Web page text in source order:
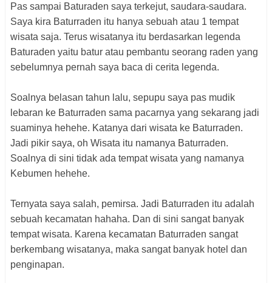
Pas sampai Baturaden saya terkejut, saudara-saudara.
Saya kira Baturraden itu hanya sebuah atau 1 tempat
wisata saja. Terus wisatanya itu berdasarkan legenda
Baturaden yaitu batur atau pembantu seorang raden yang
sebelumnya pernah saya baca di cerita legenda.
Soalnya belasan tahun lalu, sepupu saya pas mudik
lebaran ke Baturraden sama pacarnya yang sekarang jadi
suaminya hehehe. Katanya dari wisata ke Baturraden.
Jadi pikir saya, oh Wisata itu namanya Baturraden.
Soalnya di sini tidak ada tempat wisata yang namanya
Kebumen hehehe.
Ternyata saya salah, pemirsa. Jadi Baturraden itu adalah
sebuah kecamatan hahaha. Dan di sini sangat banyak
tempat wisata. Karena kecamatan Baturraden sangat
berkembang wisatanya, maka sangat banyak hotel dan
penginapan.